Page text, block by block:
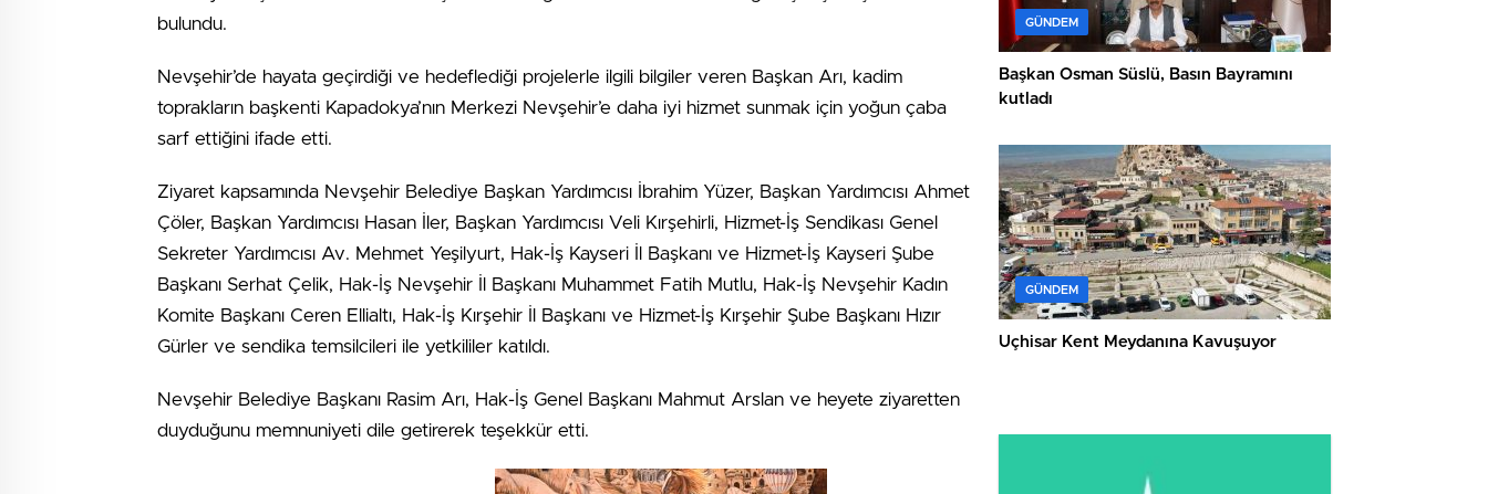
bulundu.
Nevşehir’de hayata geçirdiği ve hedeflediği projelerle ilgili bilgiler veren Başkan Arı, kadim
toprakların başkenti Kapadokya’nın Merkezi Nevşehir’e daha iyi hizmet sunmak için yoğun çaba
sarf ettiğini ifade etti.
Ziyaret kapsamında Nevşehir Belediye Başkan Yardımcısı İbrahim Yüzer, Başkan Yardımcısı Ahmet
Çöler, Başkan Yardımcısı Hasan İler, Başkan Yardımcısı Veli Kırşehirli, Hizmet-İş Sendikası Genel
Sekreter Yardımcısı Av. Mehmet Yeşilyurt, Hak-İş Kayseri İl Başkanı ve Hizmet-İş Kayseri Şube
Başkanı Serhat Çelik, Hak-İş Nevşehir İl Başkanı Muhammet Fatih Mutlu, Hak-İş Nevşehir Kadın
Komite Başkanı Ceren Ellialtı, Hak-İş Kırşehir İl Başkanı ve Hizmet-İş Kırşehir Şube Başkanı Hızır
Gürler ve sendika temsilcileri ile yetkililer katıldı.
Nevşehir Belediye Başkanı Rasim Arı, Hak-İş Genel Başkanı Mahmut Arslan ve heyete ziyaretten
duyduğunu memnuniyeti dile getirerek teşekkür etti.
GÜNDEM
Başkan Osman Süslü, Basın Bayramını
kutladı
GÜNDEM
Uçhisar Kent Meydanına Kavuşuyor